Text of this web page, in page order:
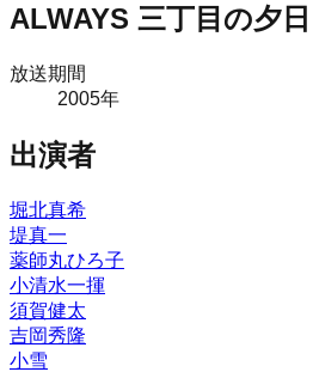
ALWAYS 三丁目の夕日
放送期間
2005年
出演者
堀北真希
堤真一
薬師丸ひろ子
小清水一揮
須賀健太
吉岡秀隆
小雪